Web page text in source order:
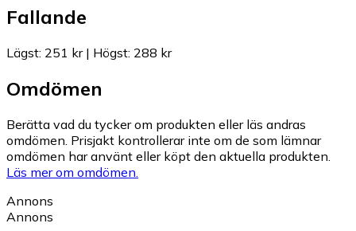
Fallande
Lägst: 251 kr| Högst: 288 kr
Omdömen
Berätta vad du tycker om produkten eller läs andras
omdömen. Prisjakt kontrollerar inte om de som lämnar
omdömen har använt eller köpt den aktuella produkten.
Läs mer om omdömen.
Annons
Annons